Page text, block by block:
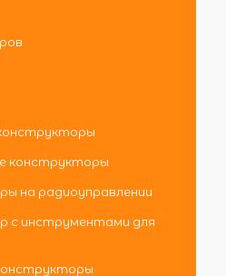
конструкторы
на радиоуправлении
с инструментами для